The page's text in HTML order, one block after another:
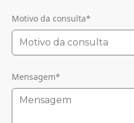
Motivo da consulta*
Motivo da consulta
Mensagem*